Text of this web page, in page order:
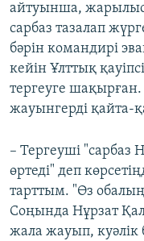
айтуынша,
сарбаз тазалап
бәрін командирі
кейін Ұлттық
тергеуге
жауынгерді қайта-
– Тергеуші "сарбаз
өртеді" деп
тарттым. "Өз обалың
Соңында Нұрзат
жала жауып,